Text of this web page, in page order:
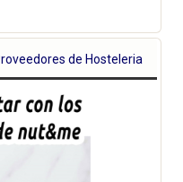
de Hosteleria